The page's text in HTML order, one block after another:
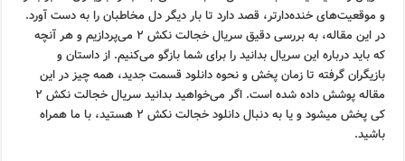
و موقعیت‌های خنده‌دارتر، قصد دارد تا بار دیگر دل مخاطبان را به دست آورد.
در این مقاله، به بررسی دقیق سریال خجالت نکش ۲ می‌پردازیم و هر آنچه
که باید درباره این سریال بدانید را برای شما بازگو می‌کنیم. از داستان و
بازیگران گرفته تا زمان پخش و نحوه دانلود قسمت جدید، همه چیز در این
مقاله پوشش داده شده است. اگر می‌خواهید بدانید سریال خجالت نکش ۲
کی پخش میشود و یا به دنبال دانلود خجالت نکش ۲ هستید، با ما همراه
باشید.